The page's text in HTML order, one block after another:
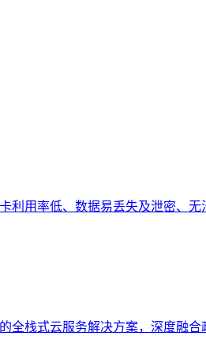
利用率低、数据易丢失及泄密、
全栈式云服务解决方案，深度融